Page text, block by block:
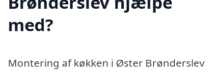
med?
Montering af køkken i Øster Brønderslev